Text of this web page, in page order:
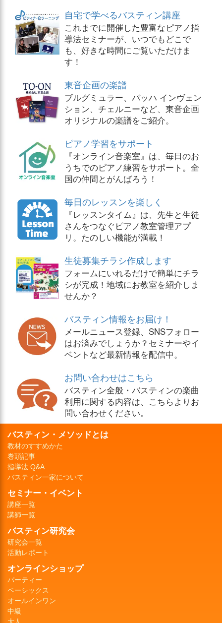
自宅で学べるバスティン講座
これまでに開催した豊富なピアノ指
導法セミナーが、いつでもどこで
も、好きな時間にご覧いただけま
す！
東音企画の楽譜
ブルグミュラー、バッハ インヴェン
ション、チェルニーなど、東音企画
オリジナルの楽譜をご紹介。
ピアノ学習をサポート
『オンライン音楽室』は、毎日のお
うちでのピアノ練習をサポート。全
国の仲間とがんばろう！
毎日のレッスンを楽しく
『レッスンタイム』は、先生と生徒
さんをつなぐピアノ教室管理アプ
リ。たのしい機能が満載！
生徒募集チラシ作成します
フォームにいれるだけで簡単にチラ
シが完成！地域にお教室を紹介しま
せんか？
バスティン情報をお届け！
メールニュース登録、SNSフォロー
はお済みでしょうか？セミナーやイ
ベントなど最新情報を配信中。
お問い合わせはこちら
バスティン全般・バスティンの楽曲
利用に関する内容は、こちらよりお
問い合わせください。
バスティン・メソッドとは
教材のすすめかた
巻頭記事
指導法 Q&A
バスティン一家について
セミナー・イベント
講座一覧
講師一覧
バスティン研究会
研究会一覧
活動レポート
オンラインショップ
パーティー
ベーシックス
オールインワン
中級
大人